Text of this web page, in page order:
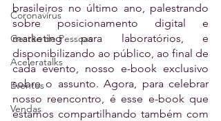
Coronavírus
Gestão de Pessoas
Aceleratalks
Eventos
Vendas
brasileiros no último ano, palestrando
sobre posicionamento digital e
marketing para laboratórios, e
disponibilizando ao público, ao final de
cada evento, nosso e-book exclusivo
sobre o assunto. Agora, para celebrar
nosso reencontro, é esse e-book que
estamos compartilhando também com